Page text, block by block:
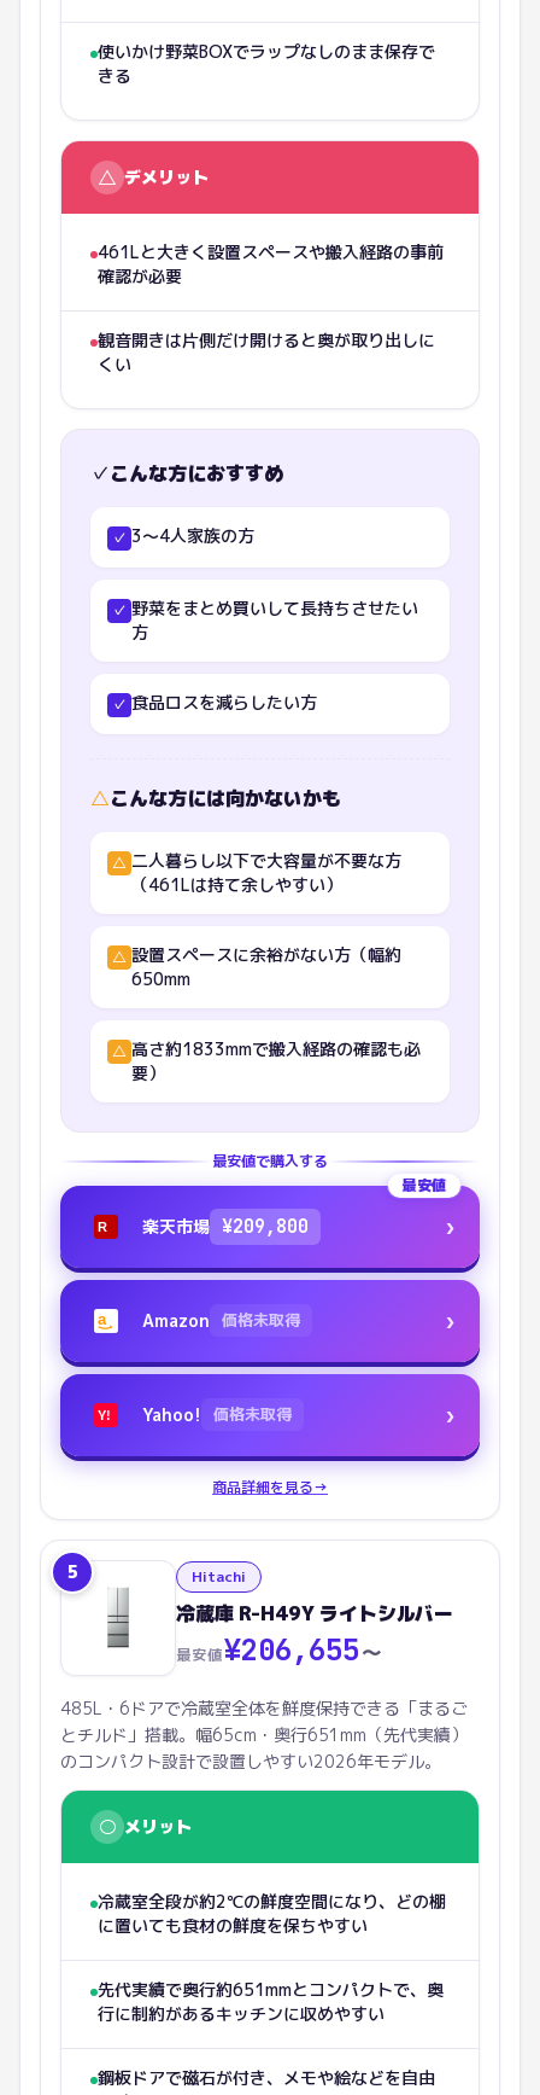
使いかけ野菜BOXでラップなしのまま保存で
きる
△ デメリット
461Lと大きく設置スペースや搬入経路の事前
確認が必要
観音開きは片側だけ開けると奥が取り出しに
くい
✓こんな方におすすめ
✓ 3〜4人家族の方
✓ 野菜をまとめ買いして長持ちさせたい
方
✓ 食品ロスを減らしたい方
△こんな方には向かないかも
△ 二人暮らし以下で大容量が不要な方
（461Lは持て余しやすい）
△ 設置スペースに余裕がない方（幅約
650mm
△ 高さ約1833mmで搬入経路の確認も必
要）
最安値で購入する
最安値
R 楽天市場 ¥209,800 ›
a Amazon 価格未取得 ›
Y! Yahoo! 価格未取得 ›
商品詳細を見る→
5 Hitachi
冷蔵庫 R-H49Y ライトシルバー
最安値¥206,655〜
485L・6ドアで冷蔵室全体を鮮度保持できる「まるご
とチルド」搭載。幅65cm・奥行651mm（先代実績）
のコンパクト設計で設置しやすい2026年モデル。
○ メリット
冷蔵室全段が約2℃の鮮度空間になり、どの棚
に置いても食材の鮮度を保ちやすい
先代実績で奥行約651mmとコンパクトで、奥
行に制約があるキッチンに収めやすい
鋼板ドアで磁石が付き、メモや絵などを自由